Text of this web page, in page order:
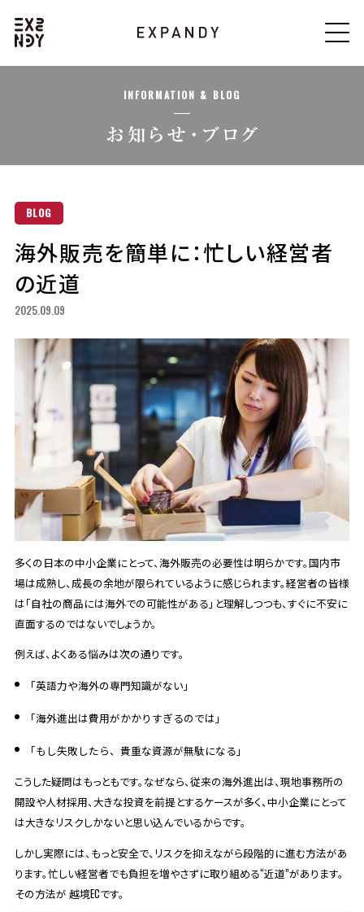
INFORMATION & BLOG
BLOG
海外販売を簡単に：忙しい経営者
の近道
2025.09.09
多くの日本の中小企業にとって、海外販売の必要性は明らかです。国内市
場は成熟し、成長の余地が限られているように感じられます。経営者の皆様
は「自社の商品には海外での可能性がある」と理解しつつも、すぐに不安に
直面するのではないでしょうか。
例えば、よくある悩みは次の通りです。
「英語力や海外の専門知識がない」
「海外進出は費用がかかりすぎるのでは」
「もし失敗したら、貴重な資源が無駄になる」
こうした疑問はもっともです。なぜなら、従来の海外進出は、現地事務所の
開設や人材採用、大きな投資を前提とするケースが多く、中小企業にとって
は大きなリスクしかないと思い込んでいるからです。
しかし実際には、もっと安全で、リスクを抑えながら段階的に進む方法があ
ります。忙しい経営者でも負担を増やさずに取り組める“近道”があります。
その方法が 越境ECです。